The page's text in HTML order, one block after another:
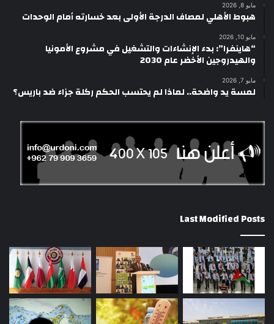
مايو 8, 2026
هبوط الأهلي لمصاف الدرجة الأولى بعد خسارته أمام الوحدات
مايو 10, 2026
“هاينفرا”: بدء الإنشاءات والتشغيل في مشروع الأمونيا
والهيدروجين الأخضر عام 2030
مايو 7, 2026
لمسة يد واضحة.. لماذا لم يحتسب الحكم ركلة جزاء ضد باريس؟
Last Modified Posts